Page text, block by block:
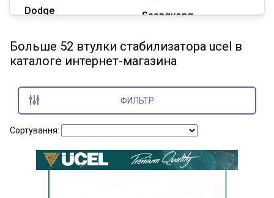
Dodge
Great Wall
Hummer
Ssangyong
Tesla
Показать все марки
Больше 52 втулки стабилизатора ucel в
каталоге интернет-магазина
ФИЛЬТР
Сортування: